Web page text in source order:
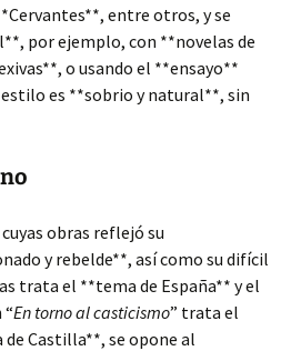
entre otros, y se
por ejemplo, con **novelas de
o usando el **ensayo**
es **sobrio y natural**, sin
obras reflejó su
y rebelde**, así como su difícil
trata el **tema de España** y el
En torno al casticismo” trata el
Castilla**, se opone al